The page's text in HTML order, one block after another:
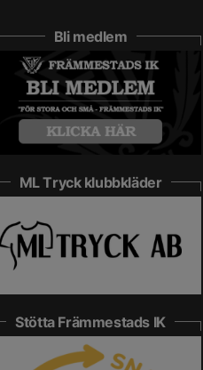
Bli medlem
ML Tryck klubbkläder
Stötta Främmestads IK